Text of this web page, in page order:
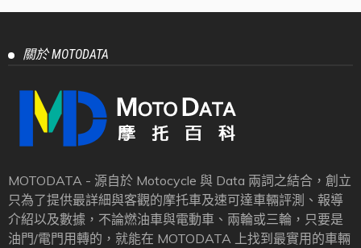
關於 MOTODATA
MOTODATA - 源自於 Motocycle 與 Data 兩詞之結合，創立
只為了提供最詳細與客觀的摩托車及速可達車輛評測、報導
介紹以及數據，不論燃油車與電動車、兩輪或三輪，只要是
油門/電門用轉的，就能在 MOTODATA 上找到最實用的車輛